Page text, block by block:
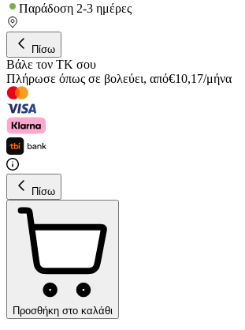
Παράδοση 2-3 ημέρες
Πίσω
Βάλε τον ΤΚ σου
Πλήρωσε όπως σε βολεύει, από€10,17/μήνα
Πίσω
Προσθήκη στο καλάθι